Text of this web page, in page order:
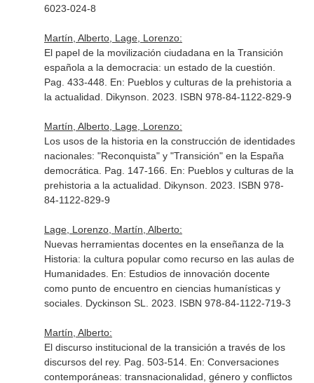
6023-024-8
Martín, Alberto, Lage, Lorenzo:
El papel de la movilización ciudadana en la Transición
española a la democracia: un estado de la cuestión.
Pag. 433-448. En: Pueblos y culturas de la prehistoria a
la actualidad . Dikynson. 2023. ISBN 978-84-1122-829-9
Martín, Alberto, Lage, Lorenzo:
Los usos de la historia en la construcción de identidades
nacionales: "Reconquista" y "Transición" en la España
democrática. Pag. 147-166. En: Pueblos y culturas de la
prehistoria a la actualidad . Dikynson. 2023. ISBN 978-
84-1122-829-9
Lage, Lorenzo, Martín, Alberto:
Nuevas herramientas docentes en la enseñanza de la
Historia: la cultura popular como recurso en las aulas de
Humanidades. En: Estudios de innovación docente
como punto de encuentro en ciencias humanísticas y
sociales. Dyckinson SL. 2023. ISBN 978-84-1122-719-3
Martín, Alberto:
El discurso institucional de la transición a través de los
discursos del rey. Pag. 503-514. En: Conversaciones
contemporáneas: transnacionalidad, género y conflictos